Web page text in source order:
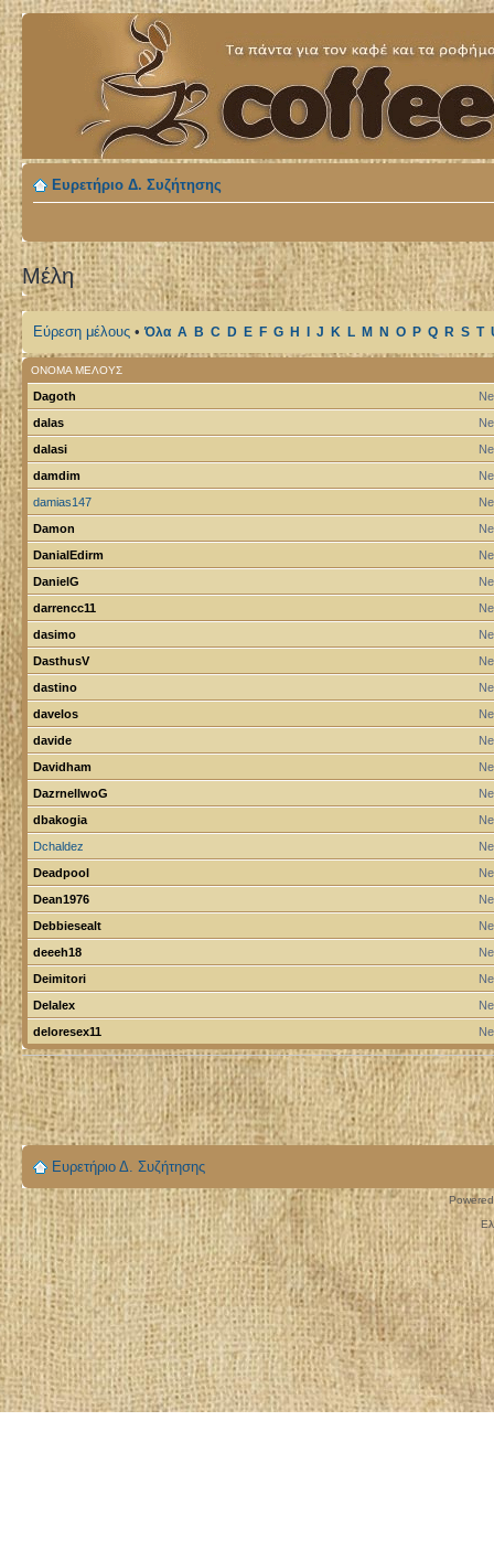
Ευρετήριο Δ. Συζήτησης
Μέλη
Εύρεση μέλους •Όλα A B C D E F G H J K L M N O P Q R S T
ΌΝΟΜΑ ΜΈΛΟΥΣ
Dagoth
dalas
dalasi
damdim
damias147
Damon
DanialEdirm
DanielG
darrencc11
dasimo
DasthusV
dastino
davelos
davide
Davidham
DazrnellwoG
dbakogia
Dchaldez
Deadpool
Dean1976
Debbiesealt
deeeh18
Deimitori
Delalex
deloresex11
Ευρετήριο Δ. Συζήτησης